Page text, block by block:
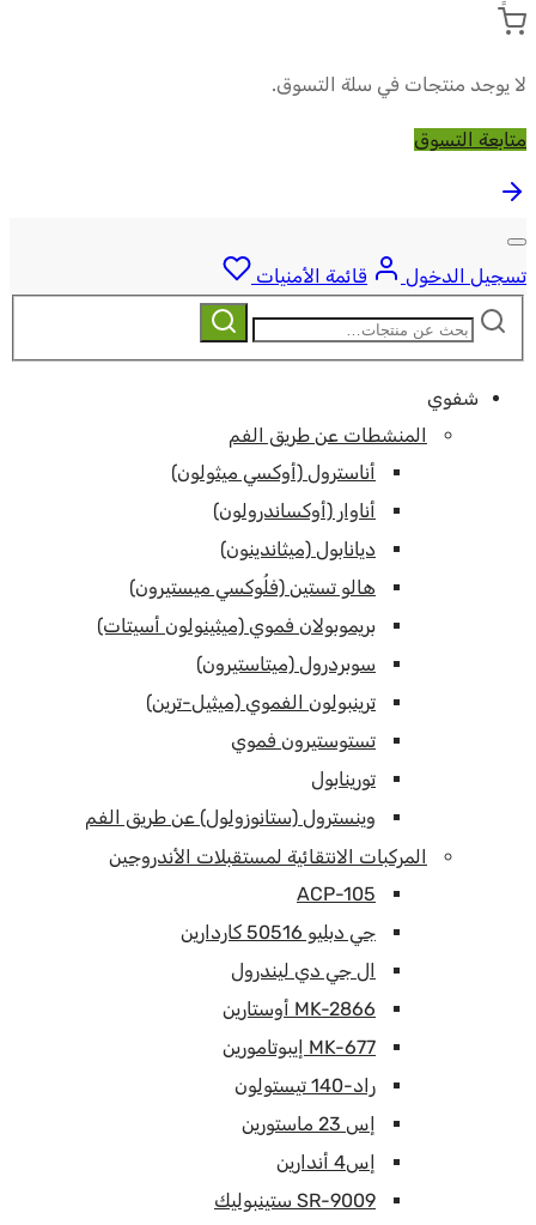
لا يوجد منتجات في سلة التسوق.
متابعة التسوق
تسجيل الدخول
قائمة الأمنيات
ابحث
بحث
شفوي
المنشطات عن طريق الفم
أناسترول (أوكسي ميثولون)
أناوار (أوكساندرولون)
ديانابول (ميثاندينون)
هالو تستين (فلُوكسي ميستيرون)
بريموبولان فموي (ميثينولون أسيتات)
سوبردرول (ميتاستيرون)
ترينبولون الفموي (ميثيل-ترين)
تستوستيرون فموي
تورينابول
وينسترول (ستانوزولول) عن طريق الفم
المركبات الانتقائية لمستقبلات الأندروجين
ACP-105
جي دبليو 50516 كاردارين
ال جي دي ليندرول
MK-2866 أوستارين
MK-677 إيبوتامورين
راد-140 تيستولون
إس 23 ماستورين
إس4 أندارين
SR-9009 ستينبوليك